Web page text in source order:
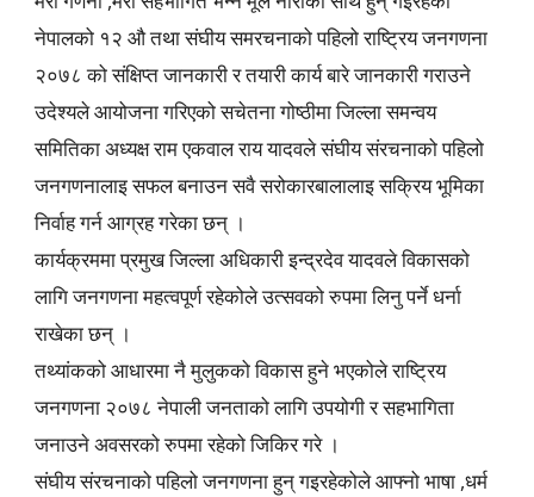
नेपालको १२ औ तथा संघीय समरचनाको पहिलो राष्ट्रिय जनगणना
२०७८ को संक्षिप्त जानकारी र तयारी कार्य बारे जानकारी गराउने
उदेश्यले आयोजना गरिएको सचेतना गोष्ठीमा जिल्ला समन्वय
समितिका अध्यक्ष राम एकवाल राय यादवले संघीय संरचनाको पहिलो
जनगणनालाइ सफल बनाउन सवै सरोकारबालालाइ सक्रिय भूमिका
निर्वाह गर्न आग्रह गरेका छन् ।
कार्यक्रममा प्रमुख जिल्ला अधिकारी इन्द्रदेव यादवले विकासको
लागि जनगणना महत्वपूर्ण रहेकोले उत्सवको रुपमा लिनु पर्ने धर्ना
राखेका छन् ।
तथ्यांकको आधारमा नै मुलुकको विकास हुने भएकोले राष्ट्रिय
जनगणना २०७८ नेपाली जनताको लागि उपयोगी र सहभागिता
जनाउने अवसरको रुपमा रहेको जिकिर गरे ।
संघीय संरचनाको पहिलो जनगणना हुन् गइरहेकोले आफ्नो भाषा ,धर्म